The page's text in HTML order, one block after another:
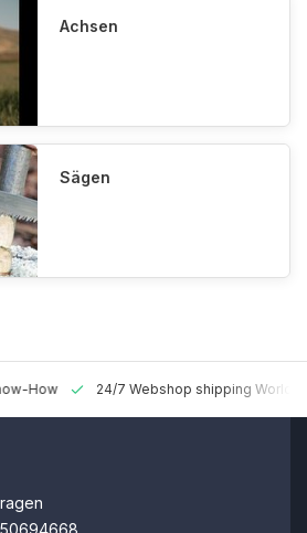
Achsen
Sägen
How 24/7 Webshop shipping